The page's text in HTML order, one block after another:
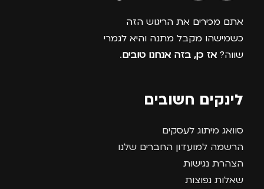
אתם מכירים את הריגוש הזה
כשמישהו מקבל מתנה והיא לגמרי
שווה? אז כן, בזה אנחנו טובים.
לינקים חשובים
סוואג מיתוג לעסקים
הרשמה למועדון החברים שלנו
הצהרת נגישות
שאלות נפוצות